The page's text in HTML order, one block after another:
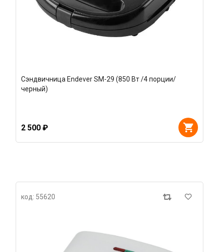
Сэндвичница Endever SM-29 (850 Вт /4 порции/
черный)
2 500 ₽
код: 55620